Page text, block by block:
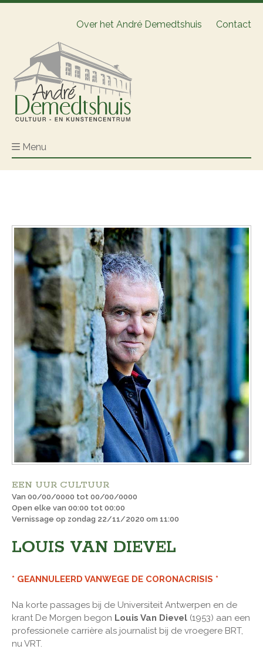
Over het André Demedtshuis Contact
Menu
EEN UUR CULTUUR
Van 00/00/0000 tot 00/00/0000
Open elke van 00:00 tot 00:00
Vernissage op zondag 22/11/2020 om 11:00
LOUIS VAN DIEVEL
* GEANNULEERD VANWEGE DE CORONACRISIS *
Na korte passages bij de Universiteit Antwerpen en de
krant De Morgen begon Louis Van Dievel (1953) aan een
professionele carrière als journalist bij de vroegere BRT,
nu VRT.